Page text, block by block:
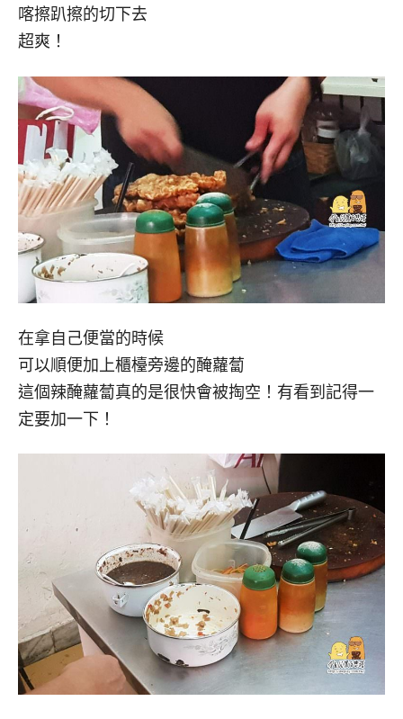
喀擦趴擦的切下去
超爽！
在拿自己便當的時候
可以順便加上櫃檯旁邊的醃蘿蔔
這個辣醃蘿蔔真的是很快會被掏空！有看到記得一
定要加一下！